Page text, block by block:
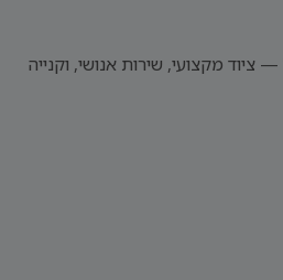
מקצועי, שירות אנושי, וקנייה